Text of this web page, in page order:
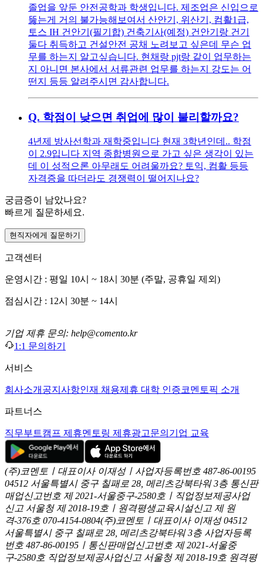
졸업을 앞둔 안전공학과 학생입니다. 제조업은 신입으로
뚫는게 거의 불가능해보여서 산안기, 위산기, 컴활1급,
토스 IH 건안기(필기합) 건축기사(예정) 건안기랑 건기
둘다 취득하고 건설안전 공채 노려보고 싶은데 무슨 업
무를 하는지 알고싶습니다. 현채랑 pjt랑 같이 업무하는
지 아니면 본사에서 서류관련 업무를 하는지 강도는 어
떤지 등등 알려주시면 감사합니다.
Q. 학점이 낮으면 취업에 많이 불리할까요?
4년제 방사선학과 재학중입니다 현재 3학년인데.. 학점
이 2.9입니다 지역 종합병원으로 가고 싶은 생각이 있는
데 이 성적으론 아무래도 어려울까요? 토익, 컴활 등등
자격증을 따더라도 경쟁력이 떨어지나요?
궁금증이 남았나요?
빠르게 질문하세요.
현직자에게 질문하기
고객센터
운영시간 : 평일 10시 ~ 18시 30분 (주말, 공휴일 제외)
점심시간 : 12시 30분 ~ 14시
기업 제휴 문의: help@comento.kr
1:1 문의하기
서비스
회사소개 공지사항인재 채용제휴 대학 인증코멘토픽 소개
파트너스
직무부트캠프 제휴멘토링 제휴광고문의 기업 교육
(주)코멘토ㅣ대표이사 이재성ㅣ사업자등록번호 487-86-00195
04512 서울특별시 중구 칠패로 28, 메리츠강북타워 3층 통신판
매업신고번호 제 2021-서울중구-2580호ㅣ직업정보제공사업
신고 서울청 제 2018-19호ㅣ원격평생교육시설신고 제 원
격-376호 070-4154-0804(주)코멘토ㅣ대표이사 이재성 04512
서울특별시 중구 칠패로 28, 메리츠강북타워 3층 사업자등록
번호 487-86-00195ㅣ통신판매업신고번호 제 2021-서울중
구-2580호 직업정보제공사업신고 서울청 제 2018-19호 원격평